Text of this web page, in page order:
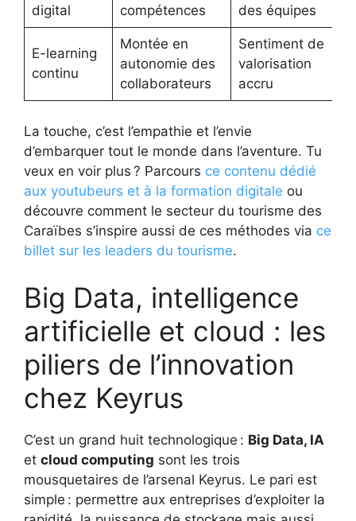
digital
compétences
des équipes
E-learning
continu
Montée en
autonomie des
collaborateurs
Sentiment de
valorisation
accru
La touche, c’est l’empathie et l’envie
d’embarquer tout le monde dans l’aventure. Tu
veux en voir plus ? Parcours ce contenu dédié
aux youtubeurs et à la formation digitale ou
découvre comment le secteur du tourisme des
Caraïbes s’inspire aussi de ces méthodes via ce
billet sur les leaders du tourisme.
Big Data, intelligence
artificielle et cloud : les
piliers de l’innovation
chez Keyrus
C’est un grand huit technologique : Big Data, IA
et cloud computing sont les trois
mousquetaires de l’arsenal Keyrus. Le pari est
simple : permettre aux entreprises d’exploiter la